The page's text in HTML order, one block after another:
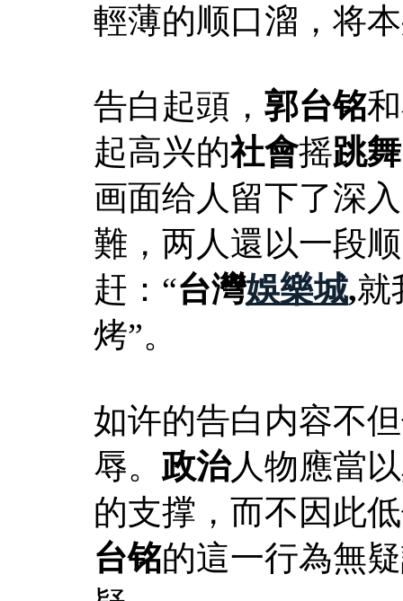
輕薄的顺口溜，将
告白起頭， 郭台铭
起高兴的社會摇跳舞
画面给人留下了深
難，两人還以一段
赶：“台灣娛樂城,就
烤”。
如许的告白内容不
辱。政治人物應當
的支撑，而不因此
台铭的這一行為無